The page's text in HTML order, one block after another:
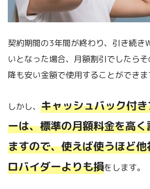
契約期間の3年間が終わり、引き続き
いとなった場合、月額割引でしたら
降も安い金額で使用することができま
しかし、 キャッシュバック付
ーは、標準の月額料金を高
ますので、使えば使うほど
ロバイダーよりも損をします。